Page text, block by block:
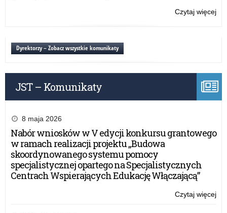
Czytaj więcej
Dyrektorzy – Zobacz wszystkie komunikaty
JST – Komunikaty
8 maja 2026
Nabór wniosków w V edycji konkursu grantowego
w ramach realizacji projektu „Budowa
skoordynowanego systemu pomocy
specjalistycznej opartego na Specjalistycznych
Centrach Wspierających Edukację Włączającą”
Czytaj więcej